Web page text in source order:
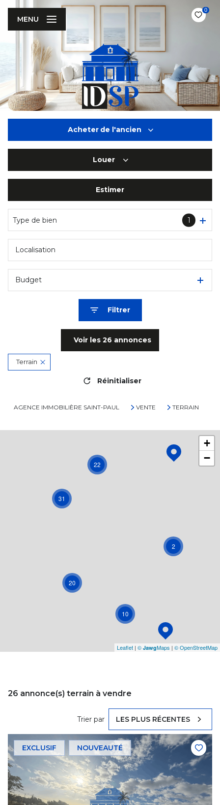
0
MENU
Acheter de l'ancien
De l'immo pro
Louer
De l'immo pro
Estimer
Type de bien 1
Budget
Filtrer
Voir les 26 annonces
Terrain
Réinitialiser
AGENCE IMMOBILIÈRE SAINT-PAUL VENTE TERRAIN
22
2
31
20
10
+
−
Leaflet | © JawgMaps | © OpenStreetMap
26 annonce(s) terrain à vendre
Trier par LES PLUS RÉCENTES
EXCLUSIF NOUVEAUTÉ